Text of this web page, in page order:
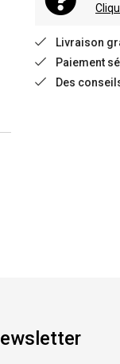
Livraison
Paiement
Des